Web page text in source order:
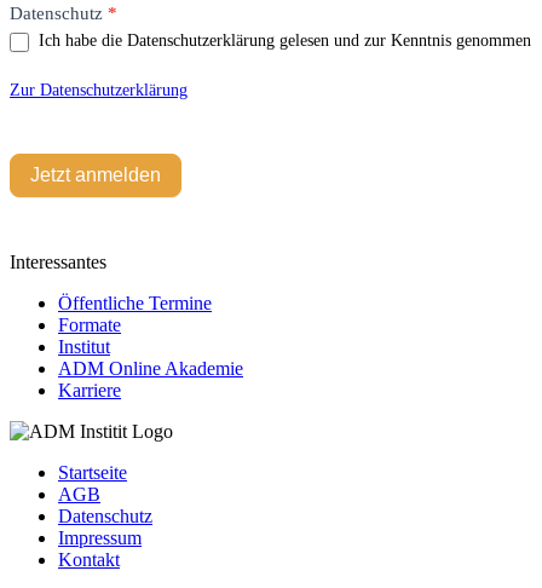
Datenschutz *
Ich habe die Datenschutzerklärung gelesen und zur Kenntnis genommen
Zur Datenschutzerklärung
Jetzt anmelden
Interessantes
Öffentliche Termine
Formate
Institut
ADM Online Akademie
Karriere
Startseite
AGB
Datenschutz
Impressum
Kontakt